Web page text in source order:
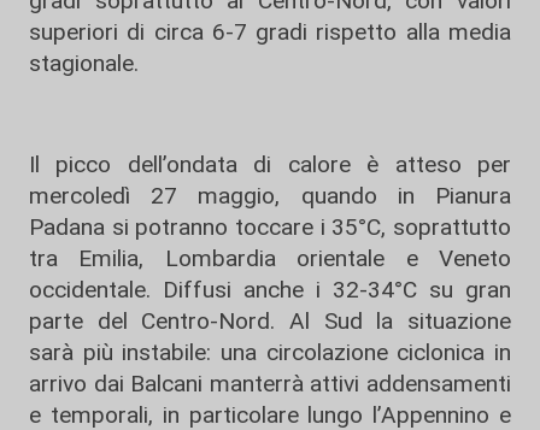
superiori di circa 6-7 gradi rispetto alla media
stagionale.
Il picco dell’ondata di calore è atteso per
mercoledì 27 maggio, quando in Pianura
Padana si potranno toccare i 35°C, soprattutto
tra Emilia, Lombardia orientale e Veneto
occidentale. Diffusi anche i 32-34°C su gran
parte del Centro-Nord. Al Sud la situazione
sarà più instabile: una circolazione ciclonica in
arrivo dai Balcani manterrà attivi addensamenti
e temporali, in particolare lungo l’Appennino e